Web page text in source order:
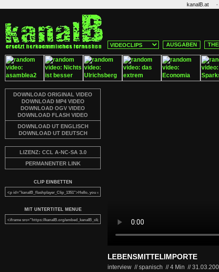
kanalB.at ·
AUSGABEN
DOWNLOAD ORIGINAL VIDEO
DOWNLOAD MP4 VIDEO
DOWNLOAD OGV VIDEO
DOWNLOAD FLASH VIDEO
DOWNLOAD UT ENGLISCH
DOWNLOAD UT DEUTSCH
LIZENZ: CCL A-NC-SA 3.0
PERMANENTER LINK
CLIP EINBETTEN
MIT UNTERTITEL MENUE
LEBENSMITTELIMPORTE
interview // spanisch //4 Min //